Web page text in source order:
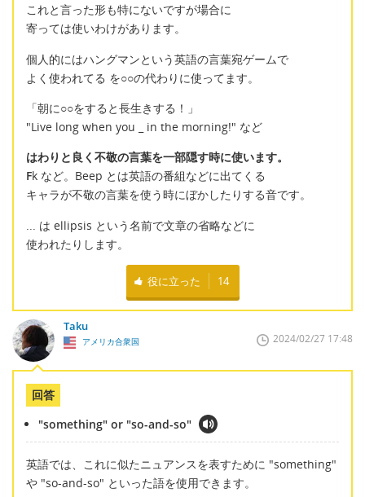
これと言った形も特にないですが場合に
寄っては使いわけがあります。
個人的にはハングマンという英語の言葉宛ゲームで
よく使われてる を○○の代わりに使ってます。
「朝に○○をすると長生きする！」
"Live long when you
_ in the morning!" など
はわりと良く不敬の言葉を一部隠す時に使います。
Fk など。Beep とは英語の番組などに出てくる
キャラが不敬の言葉を使う時にぼかしたりする音です。
... は ellipsis という名前で文章の省略などに
使われたりします。
役に立った 14
Taku
アメリカ合衆国 2024/02/27 17:48
回答
"something" or "so-and-so"
英語では、これに似たニュアンスを表すために "something"
や "so-and-so" といった語を使用できます。